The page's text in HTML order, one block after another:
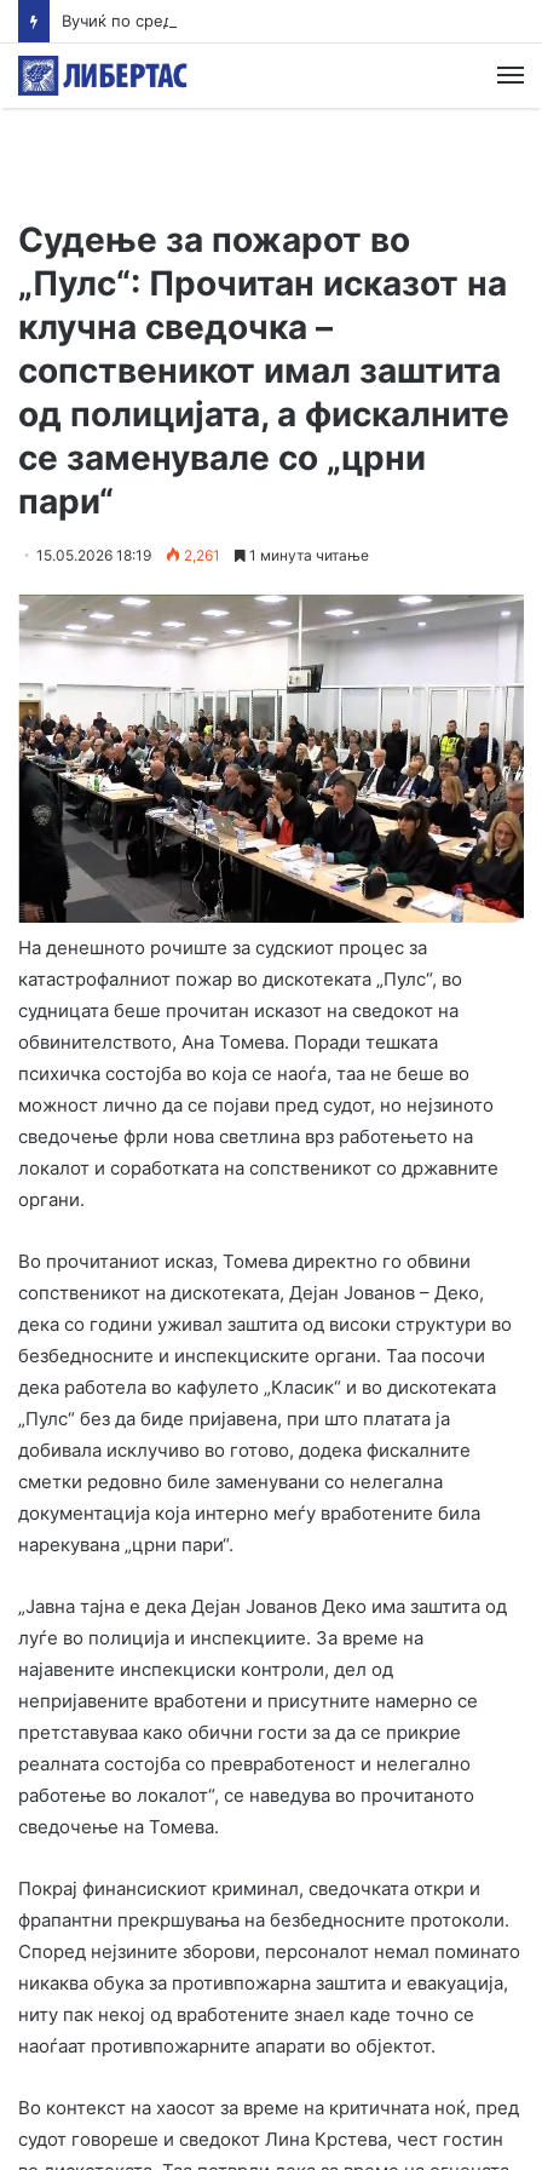
Судење за пожарот во
„Пулс“: Прочитан исказот на
клучна сведочка –
сопственикот имал заштита
од полицијата, а фискалните
се заменувале со „црни
пари“
15.05.2026 18:19 2,261 1 минута читање
На денешното рочиште за судскиот процес за
катастрофалниот пожар во дискотеката „Пулс“, во
судницата беше прочитан исказот на сведокот на
обвинителството, Ана Томева. Поради тешката
психичка состојба во која се наоѓа, таа не беше во
можност лично да се појави пред судот, но нејзиното
сведочење фрли нова светлина врз работењето на
локалот и соработката на сопственикот со државните
органи.
Во прочитаниот исказ, Томева директно го обвини
сопственикот на дискотеката, Дејан Јованов – Деко,
дека со години уживал заштита од високи структури во
безбедносните и инспекциските органи. Таа посочи
дека работела во кафулето „Класик“ и во дискотеката
„Пулс“ без да биде пријавена, при што платата ја
добивала исклучиво во готово, додека фискалните
сметки редовно биле заменувани со нелегална
документација која интерно меѓу вработените била
нарекувана „црни пари“.
„Јавна тајна е дека Дејан Јованов Деко има заштита од
луѓе во полиција и инспекциите. За време на
најавените инспекциски контроли, дел од
непријавените вработени и присутните намерно се
претставуваа како обични гости за да се прикрие
реалната состојба со превработеност и нелегално
работење во локалот“, се наведува во прочитаното
сведочење на Томева.
Покрај финансискиот криминал, сведочката откри и
фрапантни прекршувања на безбедносните протоколи.
Според нејзините зборови, персоналот немал поминато
никаква обука за противпожарна заштита и евакуација,
ниту пак некој од вработените знаел каде точно се
наоѓаат противпожарните апарати во објектот.
Во контекст на хаосот за време на критичната ноќ, пред
судот говореше и сведокот Лина Крстева, чест гостин